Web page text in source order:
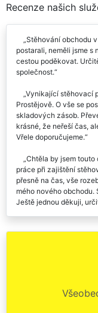
Recenze našich
Stěhování obchodu
postarali, neměli jsme s
cestou poděkovat.
společnost.
Vynikající stěhovací
Prostějově. O vše se
skladových zásob.
krásné, že neřeší čas,
Vřele doporučujeme.
Chtěla by jsem
práce při zajištění
přesně na čas, vše
mého nového obchodu.
Ještě jednou děkuji,
výkon. Doporučuju.
Přesto že jste
Prostějověpřes víkend,
nás velká pochvala a